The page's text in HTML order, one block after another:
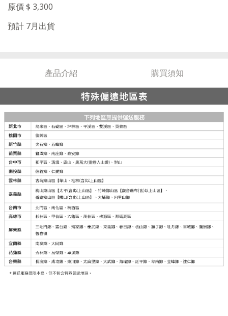
原價 $ 3,300
預計 7月出貨
產品介紹 購買須知